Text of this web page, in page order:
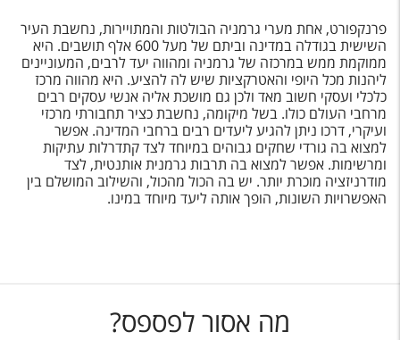
חבילות נופש
הרגע האחרון
חבילות בריאות וספא
טיסות לחו"ל
מלונות בחו"ל
פרנקפורט, אחת מערי גרמניה הבולטות והמתויירות, נחשבת העיר
השישית בגודלה במדינה וביתם של מעל 600 אלף תושבים. היא
ממוקמת ממש במרכזה של גרמניה ומהווה יעד לרבים, המעוניינים
ליהנות מכל היופי והאטרקציות שיש לה להציע. היא מהווה מרכז
כלכלי ועסקי חשוב מאד ולכן גם מושכת אליה אנשי עסקים רבים
מרחבי העולם כולו. בשל מיקומה, נחשבת כציר תחבורתי מרכזי
ועיקרי, דרכו ניתן להגיע ליעדים רבים ברחבי המדינה. אפשר
למצוא בה גורדי שחקים גבוהים במיוחד לצד קתדרלות עתיקות
ומרשימות. אפשר למצוא בה תרבות גרמנית אותנטית, לצד
מודרניזציה מוכרת יותר. יש בה הכול מהכול, והשילוב המושלם בין
האפשרויות השונות, הופך אותה ליעד מיוחד במינו.
מה אסור לפספס?